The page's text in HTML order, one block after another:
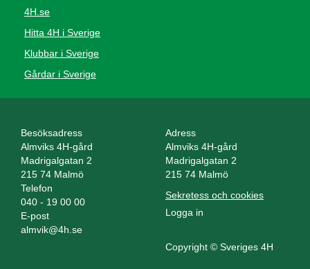
4H.se
Hitta 4H i Sverige
Klubbar i Sverige
Gårdar i Sverige
Besöksadress
Almviks 4H-gård
Madrigalgatan 2
215 74 Malmö
Adress
Almviks 4H-gård
Madrigalgatan 2
215 74 Malmö
Telefon
040 - 19 00 00
E-post
almvik@4h.se
Sekretess och cookies
Logga in
Copyright © Sveriges 4H